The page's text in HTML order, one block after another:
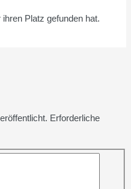
Platz gefunden hat.
Erforderliche